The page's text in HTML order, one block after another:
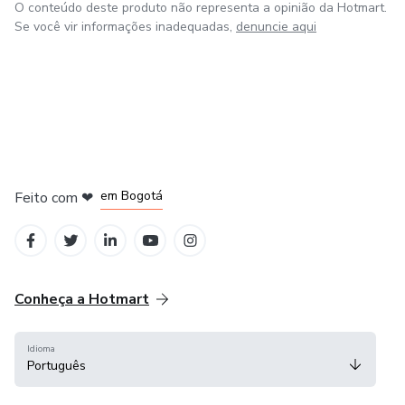
O conteúdo deste produto não representa a opinião da Hotmart.
Se você vir informações inadequadas, denuncie aqui
Feito com ❤ em Bogotá
Conheça a Hotmart
Idioma
Português